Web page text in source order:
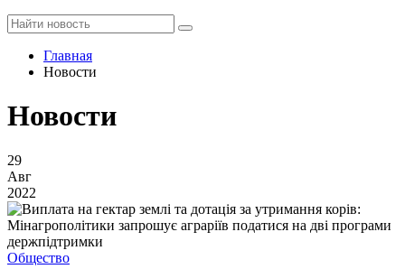
Главная
Новости
Новости
29
Авг
2022
Общество